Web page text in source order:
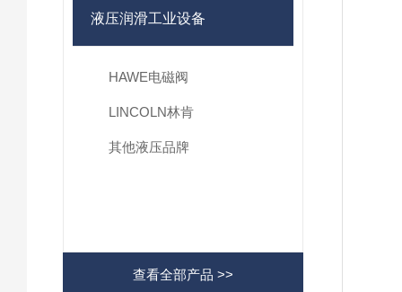
液压润滑工业设备
HAWE电磁阀
LINCOLN林肯
其他液压品牌
查看全部产品 >>